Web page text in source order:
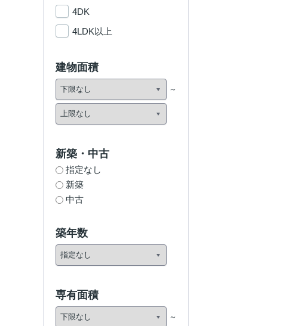
4DK
4LDK以上
建物面積
新築・中古
指定なし
新築
中古
築年数
専有面積